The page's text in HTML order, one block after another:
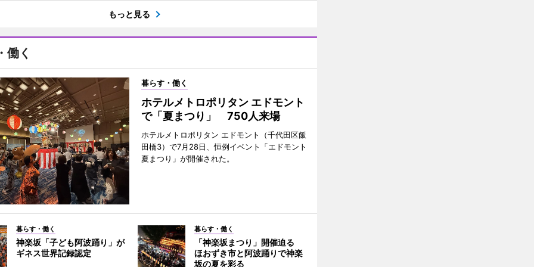
もっと見る
働く
暮らす・働く
ホテルメトロポリタン エドモント
で「夏まつり」 750人来場
ホテルメトロポリタン エドモント（千代田区飯
田橋3）で7月28日、恒例イベント「エドモント
夏まつり」が開催された。
暮らす・働く
神楽坂「子ども阿波踊り」が
ギネス世界記録認定
暮らす・働く
「神楽坂まつり」開催迫る
ほおずき市と阿波踊りで神楽
坂の夏を彩る